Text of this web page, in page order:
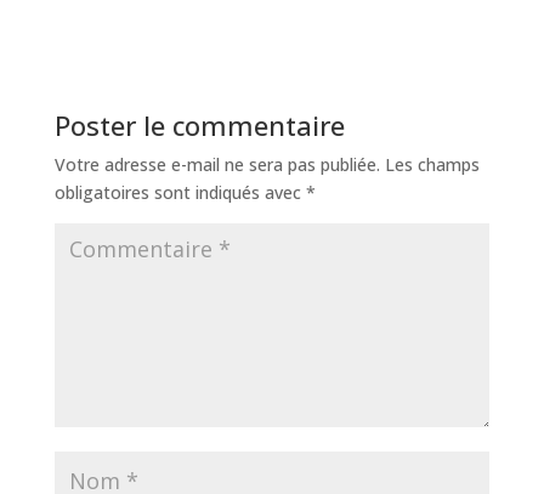
Poster le commentaire
Votre adresse e-mail ne sera pas publiée. Les champs
obligatoires sont indiqués avec *